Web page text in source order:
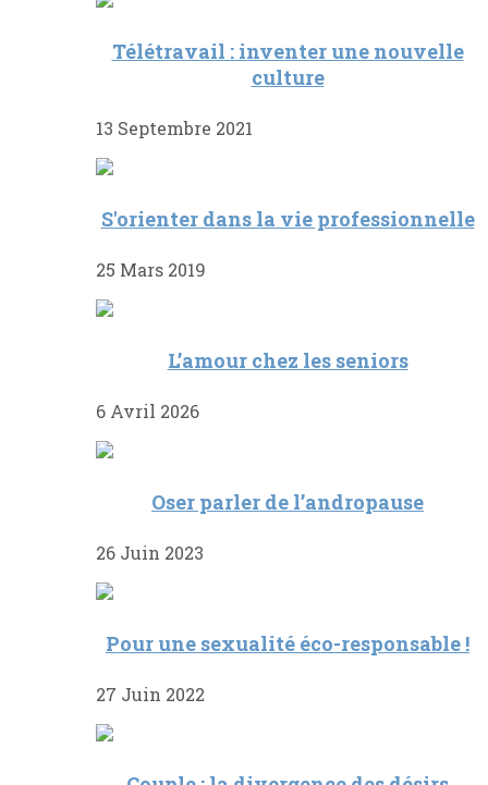
Télétravail : inventer une nouvelle
culture
13 Septembre 2021
S'orienter dans la vie professionnelle
25 Mars 2019
L’amour chez les seniors
6 Avril 2026
Oser parler de l’andropause
26 Juin 2023
Pour une sexualité éco-responsable !
27 Juin 2022